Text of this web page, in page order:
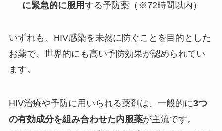
に緊急的に服用する予防薬（※72時間以内）
いずれも、HIV感染を未然に防ぐことを目的とした
お薬で、世界的にも高い予防効果が認められてい
ます。
HIV治療や予防に用いられる薬剤は、一般的に3つ
の有効成分を組み合わせた内服薬が主流です。